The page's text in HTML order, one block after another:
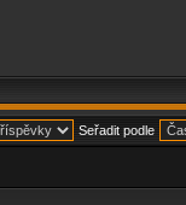
Seřadit podle